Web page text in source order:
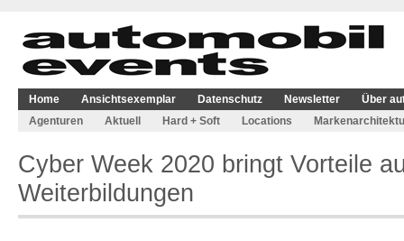
Home Ansichtsexemplar Datenschutz Newsletter
Über
Agenturen
Aktuell Hard + Soft Locations
Cyber Week 2020 bringt Vorteile
Weiterbildungen